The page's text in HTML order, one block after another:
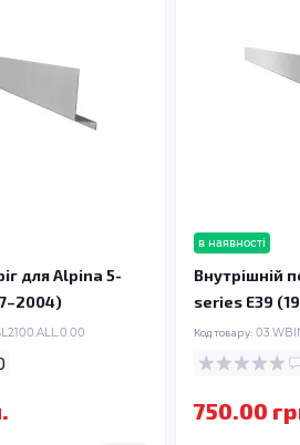
для Alpina 5-
в наявності
Внутрішній
series E39
Код товару:
750.00